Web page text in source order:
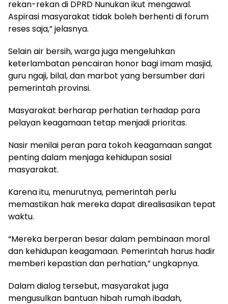
rekan-rekan di DPRD Nunukan ikut mengawal.
Aspirasi masyarakat tidak boleh berhenti di forum
reses saja,” jelasnya.
Selain air bersih, warga juga mengeluhkan
keterlambatan pencairan honor bagi imam masjid,
guru ngaji, bilal, dan marbot yang bersumber dari
pemerintah provinsi.
Masyarakat berharap perhatian terhadap para
pelayan keagamaan tetap menjadi prioritas.
Nasir menilai peran para tokoh keagamaan sangat
penting dalam menjaga kehidupan sosial
masyarakat.
Karena itu, menurutnya, pemerintah perlu
memastikan hak mereka dapat direalisasikan tepat
waktu.
“Mereka berperan besar dalam pembinaan moral
dan kehidupan keagamaan. Pemerintah harus hadir
memberi kepastian dan perhatian,” ungkapnya.
Dalam dialog tersebut, masyarakat juga
mengusulkan bantuan hibah rumah ibadah,